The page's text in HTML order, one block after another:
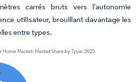
carrés bruts vers l'autonomie
utilisateur, brouillant davantage les
entre types.